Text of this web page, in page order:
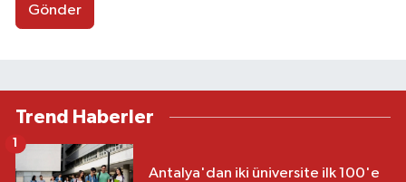
Gönder
Trend Haberler
Antalya'dan iki üniversite ilk 100'e
1